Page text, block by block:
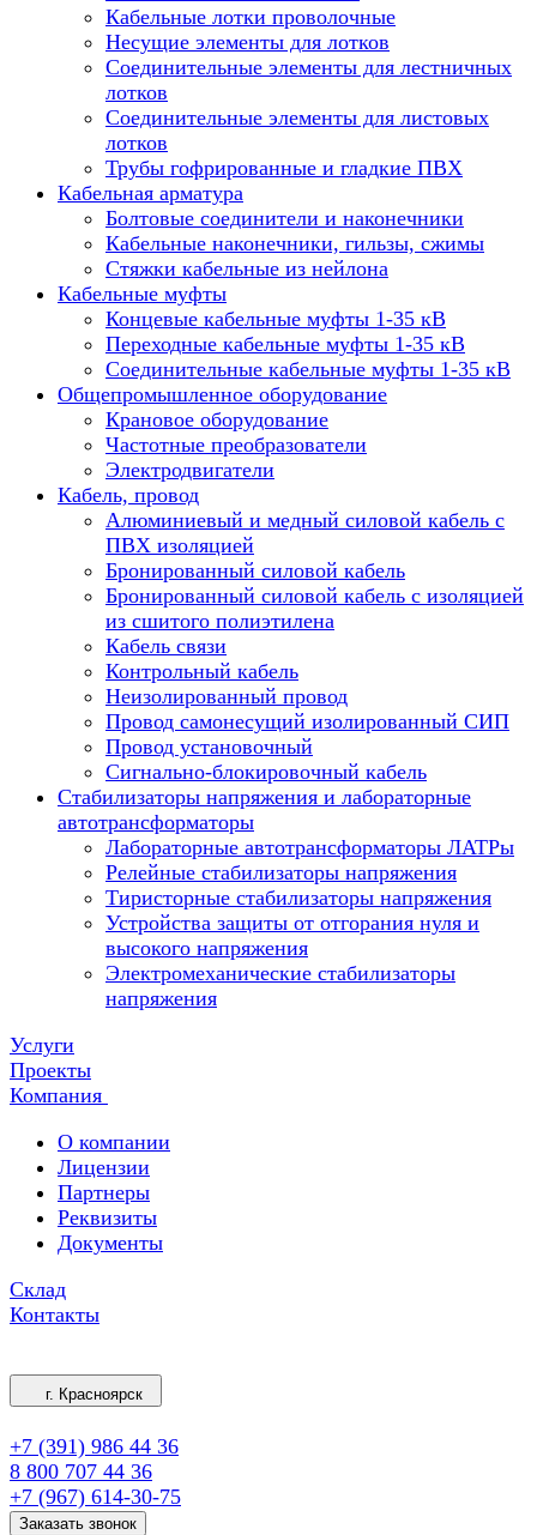
Кабельные лотки проволочные
Несущие элементы для лотков
Соединительные элементы для лестничных
лотков
Соединительные элементы для листовых
лотков
Трубы гофрированные и гладкие ПВХ
Кабельная арматура
Болтовые соединители и наконечники
Кабельные наконечники, гильзы, сжимы
Стяжки кабельные из нейлона
Кабельные муфты
Концевые кабельные муфты 1-35 кВ
Переходные кабельные муфты 1-35 кВ
Соединительные кабельные муфты 1-35 кВ
Общепромышленное оборудование
Крановое оборудование
Частотные преобразователи
Электродвигатели
Кабель, провод
Алюминиевый и медный силовой кабель с
ПВХ изоляцией
Бронированный силовой кабель
Бронированный силовой кабель с изоляцией
из сшитого полиэтилена
Кабель связи
Контрольный кабель
Неизолированный провод
Провод самонесущий изолированный СИП
Провод установочный
Сигнально-блокировочный кабель
Стабилизаторы напряжения и лабораторные
автотрансформаторы
Лабораторные автотрансформаторы ЛАТРы
Релейные стабилизаторы напряжения
Тиристорные стабилизаторы напряжения
Устройства защиты от отгорания нуля и
высокого напряжения
Электромеханические стабилизаторы
напряжения
Услуги
Проекты
Компания
О компании
Лицензии
Партнеры
Реквизиты
Документы
Склад
Контакты
г. Красноярск
+7 (391) 986 44 36
8 800 707 44 36
+7 (967) 614-30-75
Заказать звонок